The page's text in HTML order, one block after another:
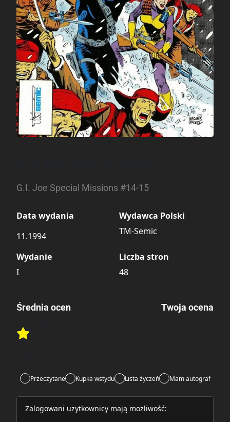
G.I. Joe Special Missions #14-15
Data wydania
11.1994
Wydawca Polski
TM-Semic
Wydanie
I
Liczba stron
48
Średnia ocen
Rate this item:
Twoja ocena
Przeczytane Kupka wstydu Lista życzeń Mam autograf
Zalogowani użytkownicy mają możliwość: